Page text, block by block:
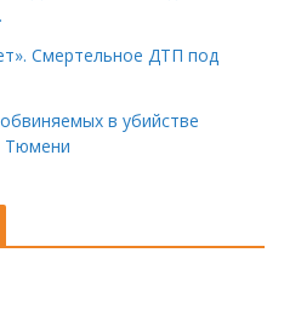
Смертельное ДТП под
в убийстве
Тюмени